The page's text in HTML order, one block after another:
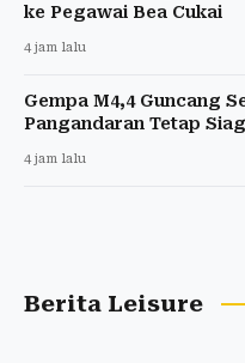
ke Pegawai Bea Cukai
4 jam lalu
Gempa M4,4 Guncang
Pangandaran Tetap
4 jam lalu
Berita Leisure